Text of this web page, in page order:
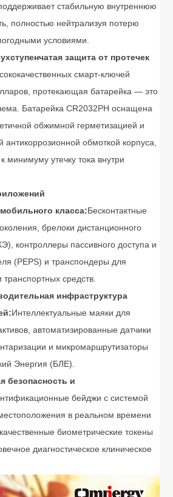
стабильную внутреннюю
полностью нейтрализуя потерю
условиями.
защита от протечек
смарт-ключей
протекающая батарейка — это
Батарейка CR2032PH оснащена
обжимной герметизацией и
антикоррозионной обмоткой корпуса,
минимуму утечку тока внутри
класса:Бесконтактные
брелоки дистанционного
контроллеры пассивного доступа и
(PEPS) и транспондеры для
средств.
инфраструктура
Интеллектуальные маяки для
автоматизированные датчики
и микромаршрутизаторы
Энергия (БЛЕ).
безопасность и
бейджи с системой
в реальном времени
биометрические токены
диагностическое клиническое